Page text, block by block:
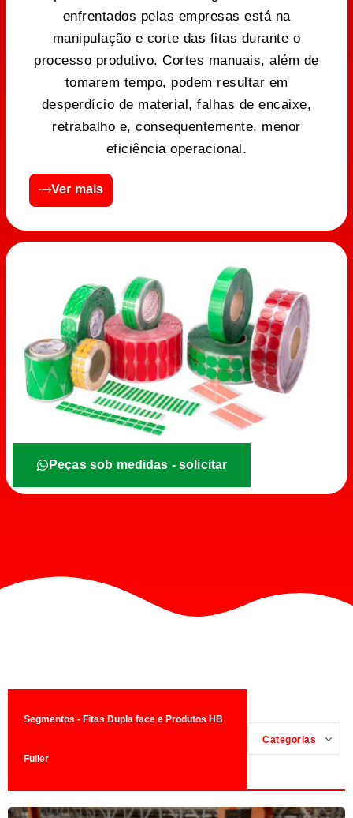
enfrentados pelas empresas está na
manipulação e corte das fitas durante o
processo produtivo. Cortes manuais, além de
tomarem tempo, podem resultar em
desperdício de material, falhas de encaixe,
retrabalho e, consequentemente, menor
eficiência operacional.
Ver mais
Peças sob medidas - solicitar
Segmentos - Fitas Dupla face e Produtos HB
Fuller
Categorias